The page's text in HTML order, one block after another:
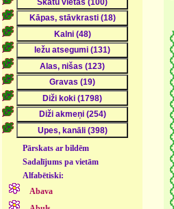
Pārskats ar bildēm
Sadalījums pa vietām
Alfabētiski:
Abava